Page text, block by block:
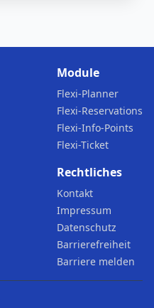
Module
Flexi-Planner
Flexi-Reservations
Flexi-Info-Points
Flexi-Ticket
Rechtliches
Kontakt
Impressum
Datenschutz
Barrierefreiheit
Barriere melden